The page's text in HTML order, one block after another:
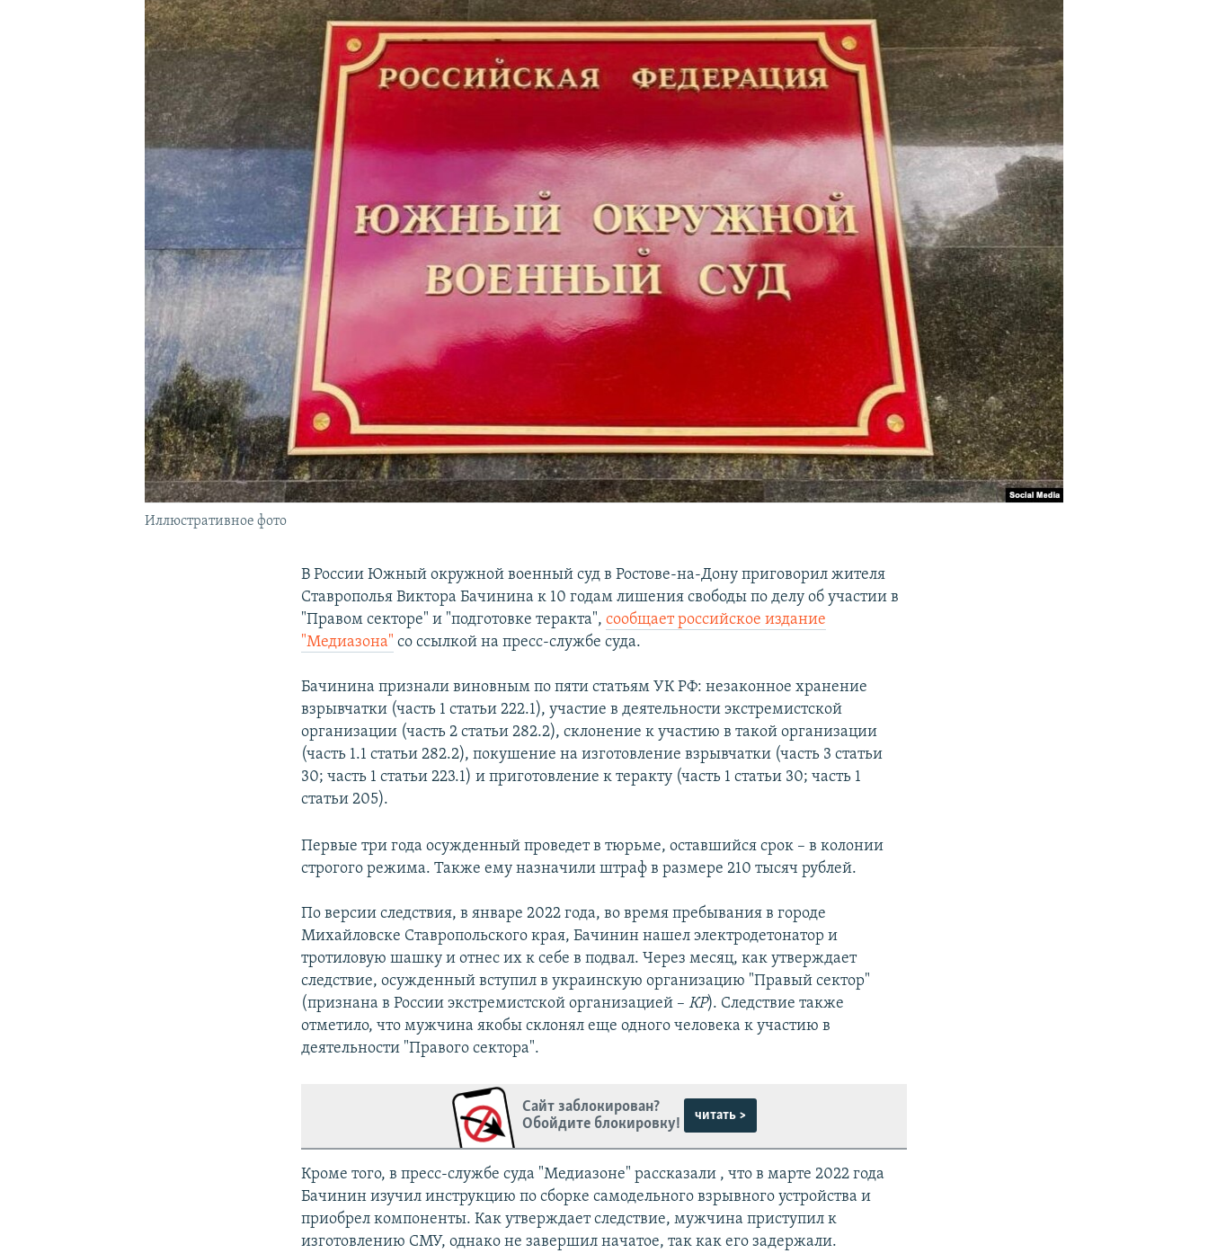
КРЫМ.НЕПОКОРЕННЫЙ
УКРАИНСКАЯ ПРОБЛЕМА КРЫМА
Иллюстративное фото
В России Южный окружной военный суд в Ростове-на-Дону приговорил жителя
Ставрополья Виктора Бачинина к 10 годам лишения свободы по делу об участии в
"Правом секторе" и "подготовке теракта",сообщает российское издание
"Медиазона" со ссылкой на пресс-службе суда.
Бачинина признали виновным по пяти статьям УК РФ: незаконное хранение
взрывчатки (часть 1 статьи 222.1), участие в деятельности экстремистской
организации (часть 2 статьи 282.2), склонение к участию в такой организации
(часть 1.1 статьи 282.2), покушение на изготовление взрывчатки (часть 3 статьи
30; часть 1 статьи 223.1) и приготовление к теракту (часть 1 статьи 30; часть 1
статьи 205).
Первые три года осужденный проведет в тюрьме, оставшийся срок – в колонии
строгого режима. Также ему назначили штраф в размере 210 тысяч рублей.
По версии следствия, в январе 2022 года, во время пребывания в городе
Михайловске Ставропольского края, Бачинин нашел электродетонатор и
тротиловую шашку и отнес их к себе в подвал. Через месяц, как утверждает
следствие, осужденный вступил в украинскую организацию "Правый сектор"
(признана в России экстремистской организацией –КР). Следствие также
отметило, что мужчина якобы склонял еще одного человека к участию в
деятельности "Правого сектора".
Сайт заблокирован?
Обойдите блокировку!
читать >
Кроме того, в пресс-службе суда "Медиазоне" рассказали , что в марте 2022 года
Бачинин изучил инструкцию по сборке самодельного взрывного устройства и
приобрел компоненты. Как утверждает следствие, мужчина приступил к
изготовлению СМУ, однако не завершил начатое, так как его задержали.